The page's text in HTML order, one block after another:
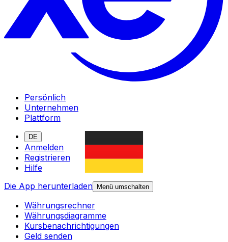
Persönlich
Unternehmen
Plattform
DE
Anmelden
Registrieren
Hilfe
Die App herunterladen
Menü umschalten
Währungsrechner
Währungsdiagramme
Kursbenachrichtigungen
Geld senden